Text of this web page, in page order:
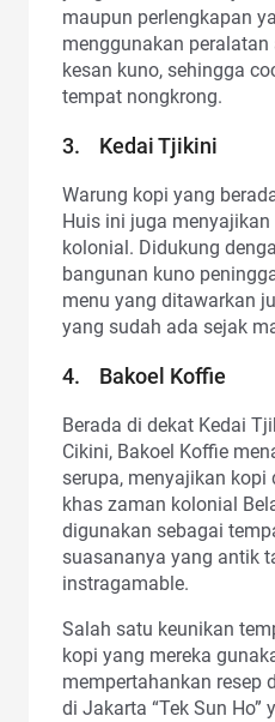
maupun perlengkapan
menggunakan
kesan kuno, sehingga
tempat nongkrong.
3. Kedai Tjikini
Warung kopi yang
Huis ini juga
kolonial. Didukung
bangunan kuno
menu yang ditawarkan
yang sudah ada sejak
4. Bakoel Koffie
Berada di dekat Kedai
Cikini, Bakoel Koffie
serupa, menyajikan
khas zaman kolonial
digunakan sebagai
suasananya yang antik
instragamable.
Salah satu keunikan
kopi yang mereka
mempertahankan resep
di Jakarta “Tek Sun Ho”